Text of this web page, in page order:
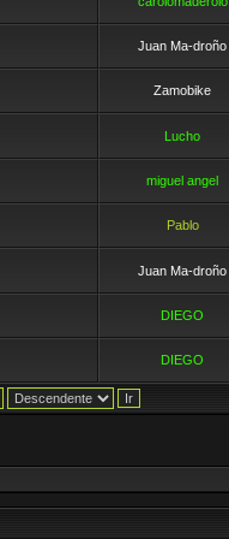
Juan Ma-droño
Zamobike
Lucho
miguel angel
Pablo
Juan Ma-droño
DIEGO
DIEGO